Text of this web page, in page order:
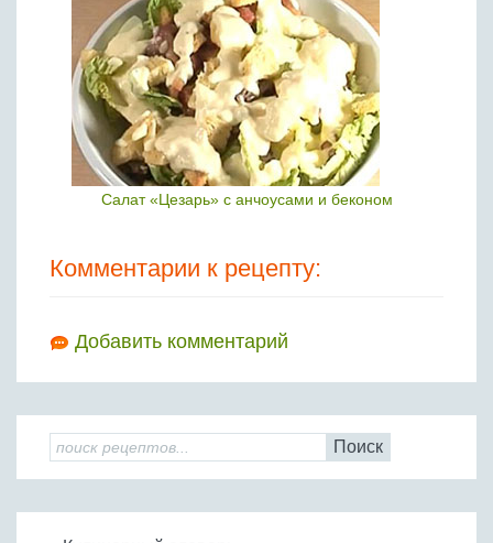
Салат «Цезарь» c анчоусами и беконом
Комментарии к рецепту:
Добавить комментарий
Поиск